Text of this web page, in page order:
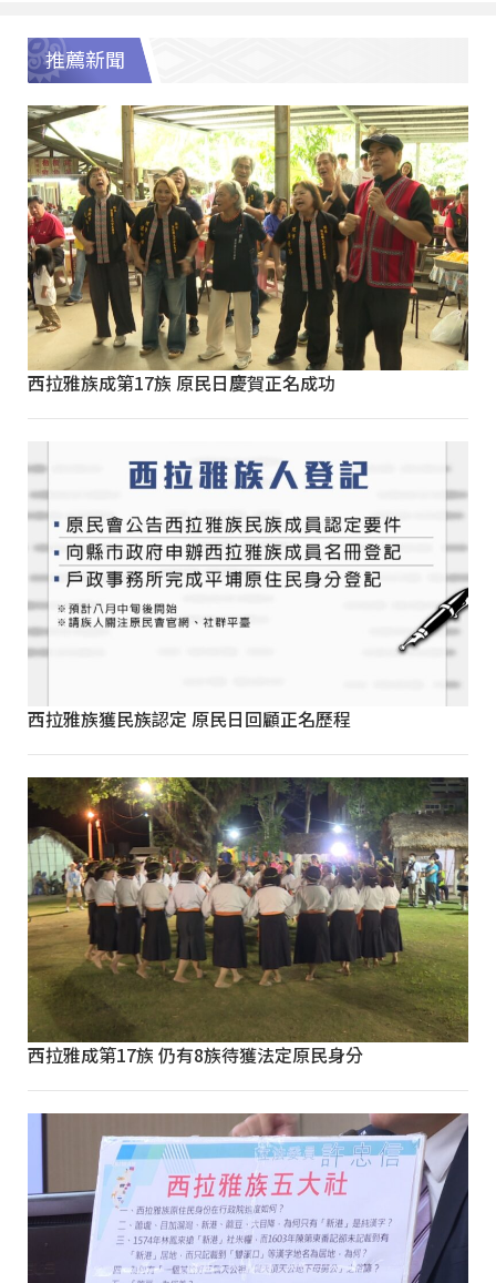
推薦新聞
西拉雅族成第17族 原民日慶賀正名成功
西拉雅族獲民族認定 原民日回顧正名歷程
西拉雅成第17族 仍有8族待獲法定原民身分